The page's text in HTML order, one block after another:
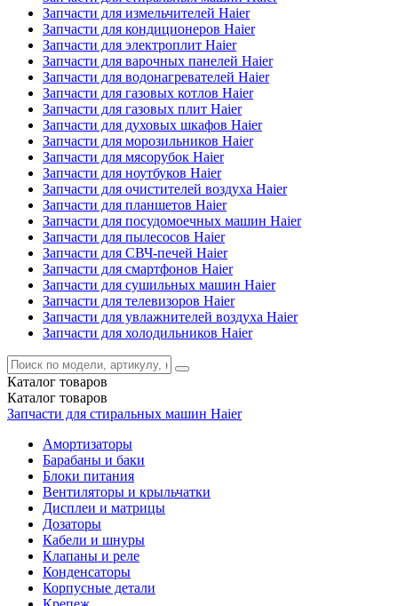
Запчасти для измельчителей Haier
Запчасти для кондиционеров Haier
Запчасти для электроплит Haier
Запчасти для варочных панелей Haier
Запчасти для водонагревателей Haier
Запчасти для газовых котлов Haier
Запчасти для газовых плит Haier
Запчасти для духовых шкафов Haier
Запчасти для морозильников Haier
Запчасти для мясорубок Haier
Запчасти для ноутбуков Haier
Запчасти для очистителей воздуха Haier
Запчасти для планшетов Haier
Запчасти для посудомоечных машин Haier
Запчасти для пылесосов Haier
Запчасти для СВЧ-печей Haier
Запчасти для смартфонов Haier
Запчасти для сушильных машин Haier
Запчасти для телевизоров Haier
Запчасти для увлажнителей воздуха Haier
Запчасти для холодильников Haier
Каталог товаров
Каталог товаров
Запчасти для стиральных машин Haier
Амортизаторы
Барабаны и баки
Блоки питания
Вентиляторы и крыльчатки
Дисплеи и матрицы
Дозаторы
Кабели и шнуры
Клапаны и реле
Конденсаторы
Корпусные детали